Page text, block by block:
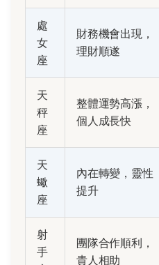
處
女
座
財務機會出現，
理財順遂
天
秤
座
整體運勢高漲，
個人成長快
天
蠍
座
內在轉變，靈性
提升
射
手
團隊合作順利，
貴人相助